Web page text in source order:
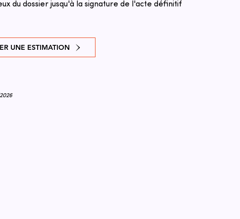
du dossier jusqu'à la signature de l'acte définitif
UNE ESTIMATION